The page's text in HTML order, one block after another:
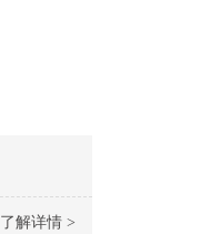
了解详情 >